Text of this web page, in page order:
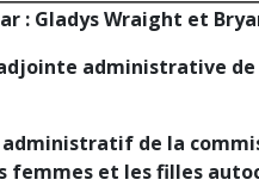
: Gladys Wraight et
administrative
de la
femmes et les filles